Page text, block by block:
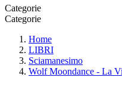
Categorie
Categorie
Home
LIBRI
Sciamanesimo
Wolf Moondance - La